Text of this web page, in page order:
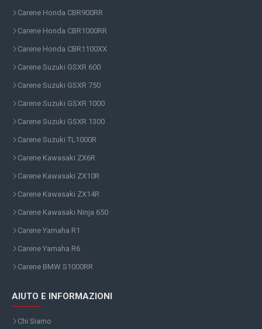
Carene Honda CBR900RR
Carene Honda CBR1000RR
Carene Honda CBR1100XX
Carene Suzuki GSXR 600
Carene Suzuki GSXR 750
Carene Suzuki GSXR 1000
Carene Suzuki GSXR 1300
Carene Suzuki TL1000R
Carene Kawasaki ZX6R
Carene Kawasaki ZX10R
Carene Kawasaki ZX14R
Carene Kawasaki Ninja 650
Carene Yamaha R1
Carene Yamaha R6
Carene BMW S1000RR
AIUTO E INFORMAZIONI
Chi Siamo